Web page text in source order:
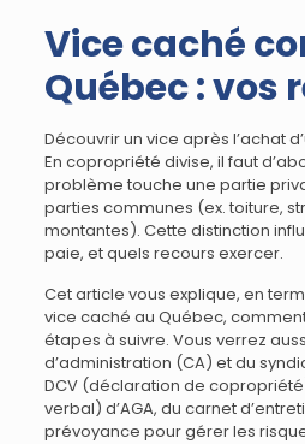
Vice caché
Québec : vos
Découvrir un vice après l’achat
En copropriété divise, il faut
problème touche une partie
parties communes (ex. toiture,
montantes). Cette distinction
paie, et quels recours exercer.
Cet article vous explique, en
vice caché au Québec,
étapes à suivre. Vous verrez
d’administration (CA) et du
DCV (déclaration de
verbal) d’AGA, du carnet
prévoyance pour gérer les